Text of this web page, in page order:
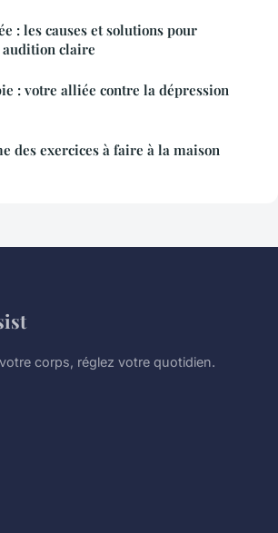
: les causes et solutions pour
claire
: votre alliée contre la dépression
des exercices à faire à la maison
corps, réglez votre quotidien.